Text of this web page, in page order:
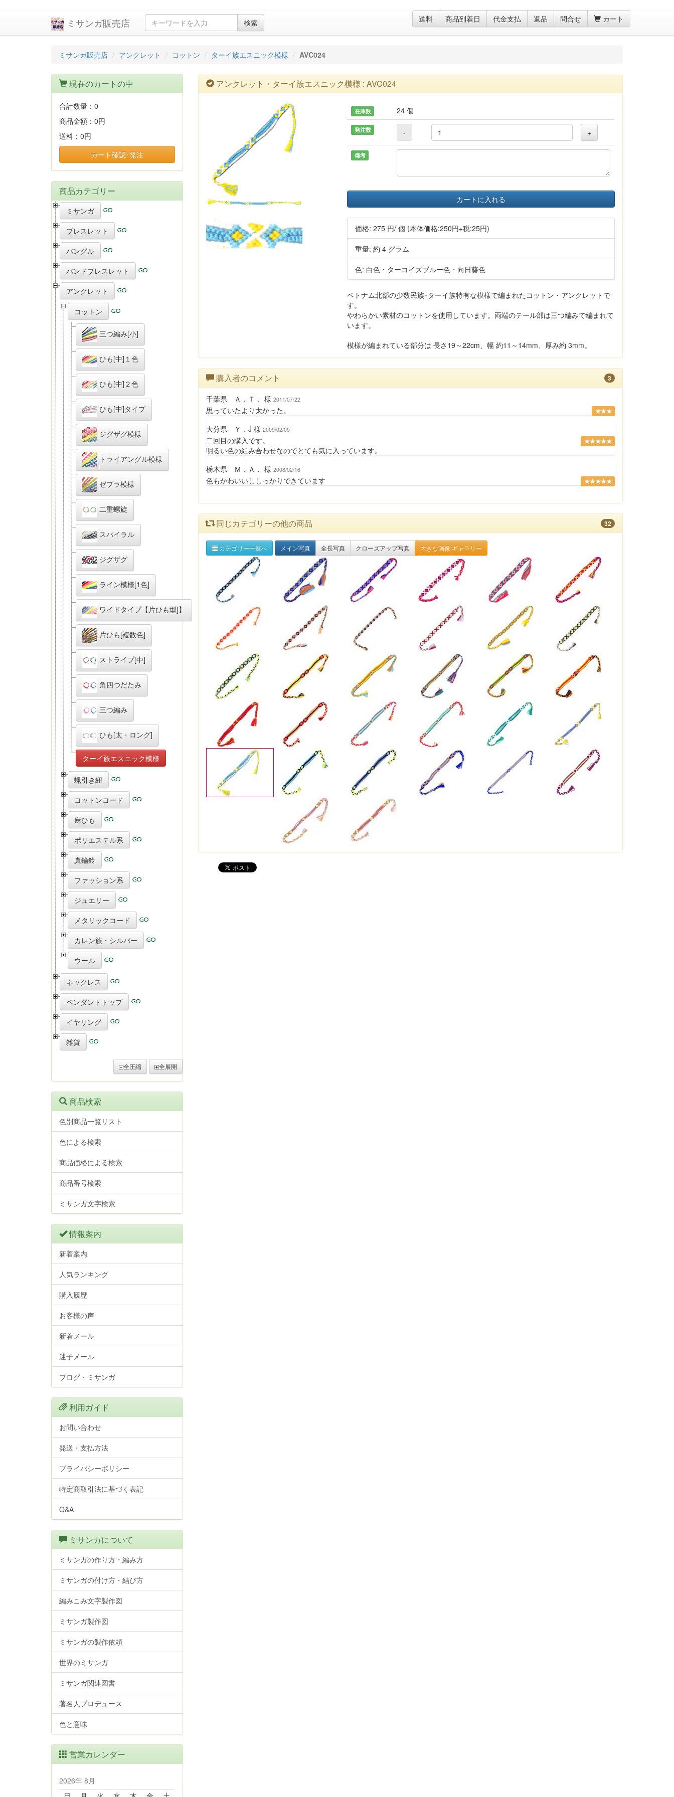
ミサンガ販売店 検索 送料 商品到着日 代金支払 返品 問合せ カート
ミサンガ販売店 アンクレット コットン ターイ族エスニック模様 AVC024
アンクレット・ターイ族エスニック模様 : AVC024
在庫数 24 個
発注数 - +
備考
カートに入れる
価格:275 円/ 個 (本体価格:250円+税:25円)
重量: 約 4 グラム
色: 白色・ターコイズブルー色・向日葵色
ベトナム北部の少数民族･ターイ族特有な模様で編まれたコットン・アンクレットで
す。
やわらかい素材のコットンを使用しています。両端のテール部は三つ編みで編まれて
います。
模様が編まれている部分は 長さ19～22cm、幅 約11～14mm、厚み約 3mm。
購入者のコメント 3
千葉県 Ａ．Ｔ． 様 2011/07/22
★★★
思っていたより太かった。
大分県 Ｙ．J 様 2009/02/05
★★★★★
二回目の購入です。
明るい色の組み合わせなのでとても気に入っています。
栃木県 Ｍ．Ａ． 様 2008/02/16
★★★★★
色もかわいいししっかりできています
同じカテゴリーの他の商品 32
カテゴリー一覧へ メイン写真 全長写真 クローズアップ写真 大きな画像:ギャラリー
現在のカートの中
合計数量： 0
商品金額： 0円
送料： 0円
カート確認･発注
商品カテゴリー
ミサンガ
ブレスレット
バングル
バンドブレスレット
アンクレット
コットン
三つ編み[小]
ひも[中]１色
ひも[中]２色
ひも[中]タイプ
ジグザグ模様
トライアングル模様
ゼブラ模様
二重螺旋
スパイラル
ジグザグ
ライン模様[1色]
ワイドタイプ【片ひも型]】
片ひも[複数色]
ストライプ[中]
角四つだたみ
三つ編み
ひも[太・ロング]
ターイ族エスニック模様
蝋引き紐
コットンコード
麻ひも
ポリエステル系
真鍮鈴
ファッション系
ジュエリー
メタリックコード
カレン族・シルバー
ウール
ネックレス
ペンダントトップ
イヤリング
雑貨
全圧縮 全展開
商品検索
色別商品一覧リスト
色による検索
商品価格による検索
商品番号検索
ミサンガ文字検索
情報案内
新着案内
人気ランキング
購入履歴
お客様の声
新着メール
迷子メール
ブログ・ミサンガ
利用ガイド
お問い合わせ
発送・支払方法
プライバシーポリシー
特定商取引法に基づく表記
Q&A
ミサンガについて
ミサンガの作り方・編み方
ミサンガの付け方・結び方
編みこみ文字製作図
ミサンガ製作図
ミサンガの製作依頼
世界のミサンガ
ミサンガ関連図書
著名人プロデュース
色と意味
営業カレンダー
2026年 8月